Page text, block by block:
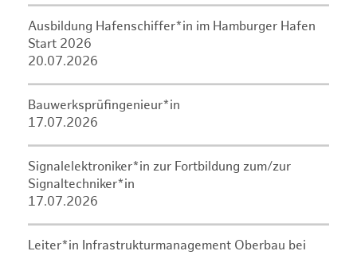
Ausbildung Hafenschiffer*in im Hamburger Hafen
Start 2026
20.07.2026
Bauwerksprüfingenieur*in
17.07.2026
Signalelektroniker*in zur Fortbildung zum/zur
Signaltechniker*in
17.07.2026
Leiter*in Infrastrukturmanagement Oberbau bei